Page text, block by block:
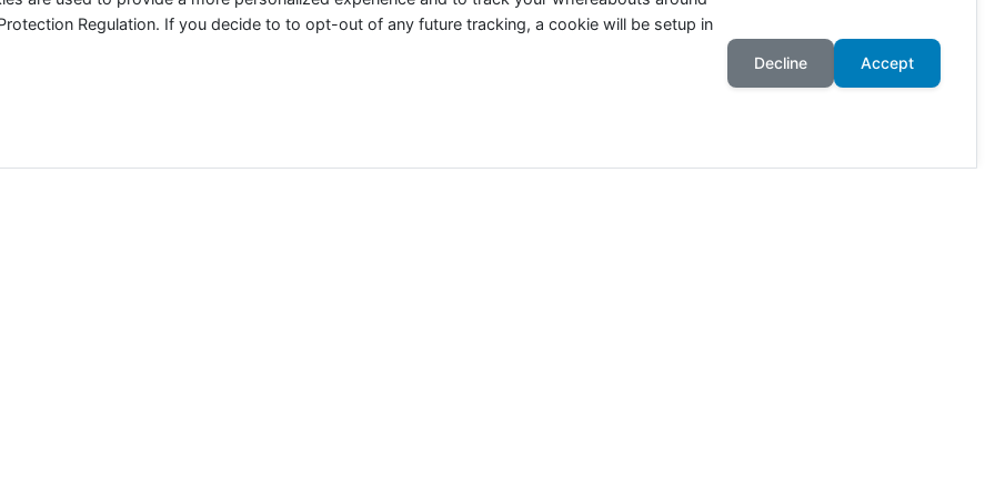
Regulation. If you decide to to opt-out of any future tracking, a cookie will be setup in
Decline Accept